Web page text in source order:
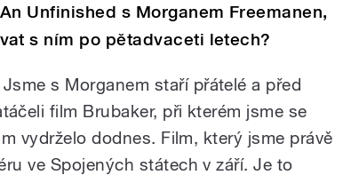
Unfinished s Morganem Freemanen,
s ním po pětadvaceti letech?
s Morganem staří přátelé a před
film Brubaker, při kterém jsme se
vydrželo dodnes. Film, který jsme právě
ve Spojených státech v září. Je to